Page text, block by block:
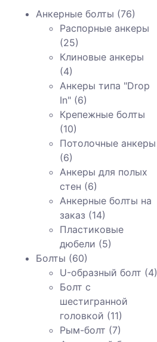
Анкерные болты (76)
Распорные анкеры
(25)
Клиновые анкеры
(4)
Анкеры типа "Drop
In" (6)
Крепежные болты
(10)
Потолочные анкеры
(6)
Анкеры для полых
стен (6)
Анкерные болты на
заказ (14)
Пластиковые
дюбели (5)
Болты (60)
U-образный болт (4)
Болт с
шестигранной
головкой (11)
Рым-болт (7)